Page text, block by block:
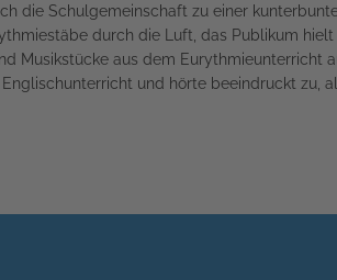
die Schulgemeinschaft zu einer
durch die Luft, das Publikum
Musikstücke aus dem Eurythmieunterricht
und hörte beeindruckt zu,